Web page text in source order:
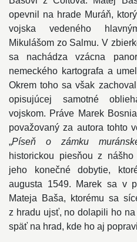
opevnil na hrade Muráň,
vojska vedeného
Mikulášom zo Salmu. V
sa nachádza vzácna
nemeckého kartografa a
Okrem toho sa však
opisujúcej samotné
vojskom. Práve Marek
považovaný za autora tohto
„Píseň o zámku
historickou piesňou z
jeho konečné dobytie,
augusta 1549. Marek sa v
Mateja Baša, ktorému sa
z hradu ujsť, no dolapili ho
späť na hrad, kde ho aj